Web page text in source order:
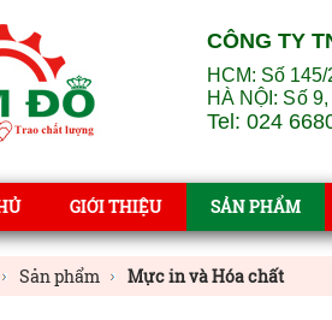
CÔNG TY
HCM: Số
HÀ NỘI: Số
Tel: 024
GIỚI THIỆU SẢN PHẨM
Sản phẩm Mực in và Hóa chất